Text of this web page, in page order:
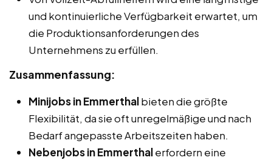
und kontinuierliche Verfügbarkeit erwartet, um
die Produktionsanforderungen des
Unternehmens zu erfüllen.
Zusammenfassung:
Minijobs in Emmerthalbieten die größte
Flexibilität, da sie oft unregelmäßige und nach
Bedarf angepasste Arbeitszeiten haben.
Nebenjobs in Emmerthalerfordern eine